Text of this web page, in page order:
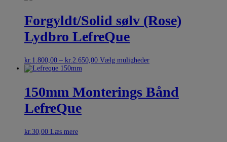
Forgyldt/Solid sølv (Rose)
Lydbro LefreQue
kr. 1.800,00 – kr. 2.650,00 Vælg muligheder
150mm Monterings Bånd
LefreQue
kr.30,00 Læs mere